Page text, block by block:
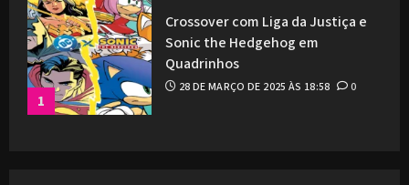
1
Crossover com Liga da Justiça e
Sonic the Hedgehog em
Quadrinhos
28 DE MARÇO DE 2025 ÀS 18:58 0